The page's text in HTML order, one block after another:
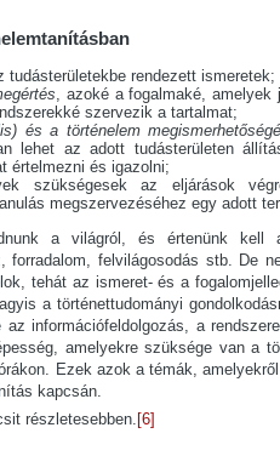
tudásterületekbe rendezett ismeretek;
, azoké a fogalmaké,
szervezik a tartalmat;
és a történelem
lehet az adott tudásterületen
értelmezni és igazolni;
szükségesek az eljárások
megszervezéséhez egy adott
a világról, és értenünk kell
forradalom, felvilágosodás stb. De
tehát az ismeret- és a
a történettudományi
az információfeldolgozás, a
amelyekre szüksége van a
Ezek azok a témák,
kapcsán.
részletesebben. [6]